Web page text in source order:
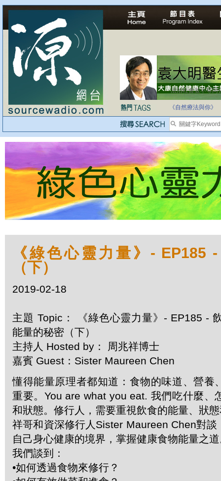
法治社會並不等同
自家教育合法化-
《自然療法與你》
《綠色心靈力量》- EP185
（下）
2019-02-18
主題 Topic： 《綠色心靈力量》- EP185 -
能量的秘密（下）
主持人 Hosted by： 周兆祥博士
嘉賓 Guest：Sister Maureen Chen
懂得能量原理者都知道：食物的味道、營養
重要。You are what you eat. 我們吃什麼、
和狀態。修行人，需要重視飲食的能量、狀
祥哥和資深修行人Sister Maureen Chen對
自己身心健康的境界，掌握健康食物能量之
我們談到：
•如何透過食物來修行？